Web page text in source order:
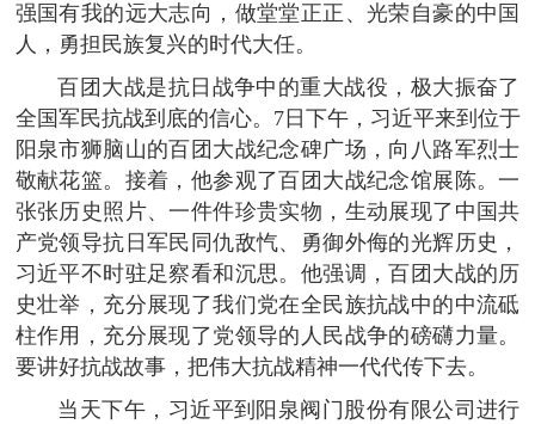
强国有我的远大志向，做堂堂正正、光荣自豪的中国
人，勇担民族复兴的时代大任。
百团大战是抗日战争中的重大战役，极大振奋了
全国军民抗战到底的信心。7日下午，习近平来到位于
阳泉市狮脑山的百团大战纪念碑广场，向八路军烈士
敬献花篮。接着，他参观了百团大战纪念馆展陈。一
张张历史照片、一件件珍贵实物，生动展现了中国共
产党领导抗日军民同仇敌忾、勇御外侮的光辉历史，
习近平不时驻足察看和沉思。他强调，百团大战的历
史壮举，充分展现了我们党在全民族抗战中的中流砥
柱作用，充分展现了党领导的人民战争的磅礴力量。
要讲好抗战故事，把伟大抗战精神一代代传下去。
当天下午，习近平到阳泉阀门股份有限公司进行